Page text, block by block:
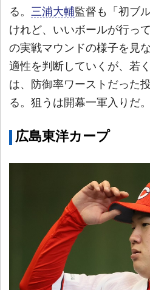
る。 三浦大輔監督も「初ブ
けれど、いいボールが行っ
の実戦マウンドの様子を見
適性を判断していくが、若
は、防御率ワーストだった
る。狙うは開幕一軍入りだ。
広島東洋カープ